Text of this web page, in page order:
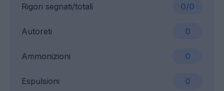
Ammonizioni 0
Rigori segnati/totali 0/0
Espulsioni 0
Autoreti 0